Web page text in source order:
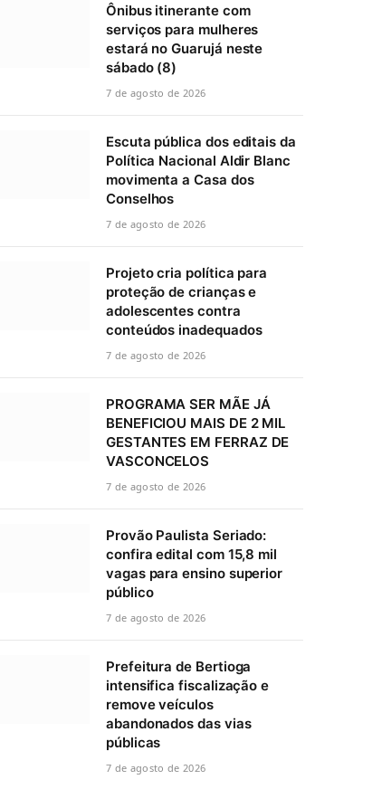
Ônibus itinerante com
serviços para mulheres
estará no Guarujá neste
sábado (8)
7 de agosto de 2026
Escuta pública dos editais da
Política Nacional Aldir Blanc
movimenta a Casa dos
Conselhos
7 de agosto de 2026
Projeto cria política para
proteção de crianças e
adolescentes contra
conteúdos inadequados
7 de agosto de 2026
PROGRAMA SER MÃE JÁ
BENEFICIOU MAIS DE 2 MIL
GESTANTES EM FERRAZ DE
VASCONCELOS
7 de agosto de 2026
Provão Paulista Seriado:
confira edital com 15,8 mil
vagas para ensino superior
público
7 de agosto de 2026
Prefeitura de Bertioga
intensifica fiscalização e
remove veículos
abandonados das vias
públicas
7 de agosto de 2026